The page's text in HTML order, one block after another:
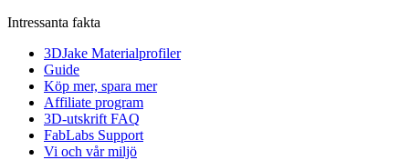
Intressanta fakta
3DJake Materialprofiler
Guide
Köp mer, spara mer
Affiliate program
3D-utskrift FAQ
FabLabs Support
Vi och vår miljö